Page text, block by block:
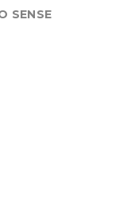
SENSE